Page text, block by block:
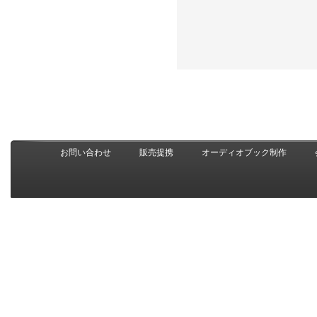
お問い合わせ 販売提携 オーディオブック制作